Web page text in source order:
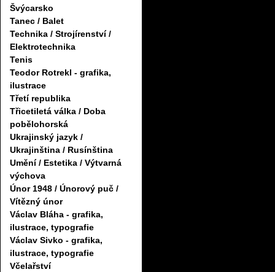
Švýcarsko
Tanec / Balet
Technika / Strojírenství /
Elektrotechnika
Tenis
Teodor Rotrekl - grafika,
ilustrace
Třetí republika
Třicetiletá válka / Doba
pobělohorská
Ukrajinský jazyk /
Ukrajinština / Rusínština
Umění / Estetika / Výtvarná
výchova
Únor 1948 / Únorový puč /
Vítězný únor
Václav Bláha - grafika,
ilustrace, typografie
Václav Sivko - grafika,
ilustrace, typografie
Včelařství